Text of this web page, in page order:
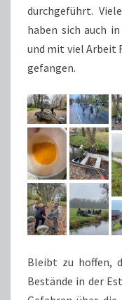
durchgeführt.
haben sich auch
und mit viel Arbeit
gefangen.
Bleibt zu hoffen,
Bestände in der